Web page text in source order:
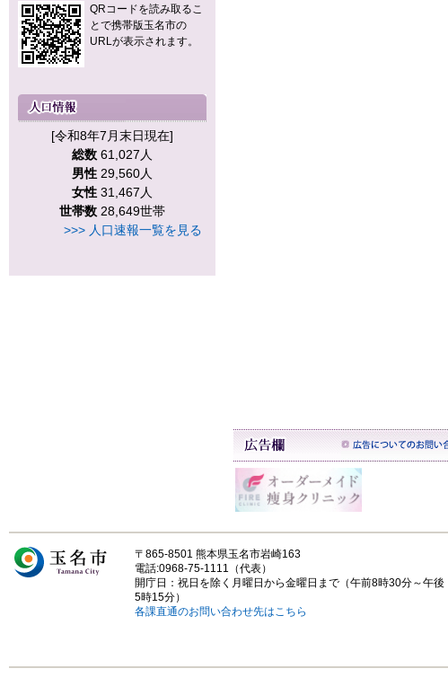
QRコードを読み取るこ
とで携帯版玉名市の
URLが表示されます。
[令和8年7月末日現在]
総数 61,027人
男性 29,560人
女性 31,467人
世帯数 28,649世帯
>>> 人口速報一覧を見る
〒865-8501 熊本県玉名市岩崎163
電話:0968-75-1111（代表）
開庁日：祝日を除く月曜日から金曜日まで（午前8時30分～午後
5時15分）
各課直通のお問い合わせ先はこちら